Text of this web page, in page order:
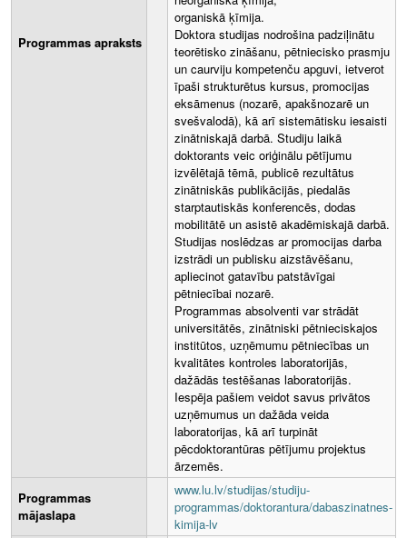
Programmas apraksts
organiskā ķīmija.
Doktora studijas nodrošina padziļinātu
teorētisko zināšanu, pētniecisko prasmju
un caurviju kompetenču apguvi, ietverot
īpaši strukturētus kursus, promocijas
eksāmenus (nozarē, apakšnozarē un
svešvalodā), kā arī sistemātisku iesaisti
zinātniskajā darbā. Studiju laikā
doktorants veic oriģinālu pētījumu
izvēlētajā tēmā, publicē rezultātus
zinātniskās publikācijās, piedalās
starptautiskās konferencēs, dodas
mobilitātē un asistē akadēmiskajā darbā.
Studijas noslēdzas ar promocijas darba
izstrādi un publisku aizstāvēšanu,
apliecinot gatavību patstāvīgai
pētniecībai nozarē.
Programmas absolventi var strādāt
universitātēs, zinātniski pētnieciskajos
institūtos, uzņēmumu pētniecības un
kvalitātes kontroles laboratorijās,
dažādās testēšanas laboratorijās.
Iespēja pašiem veidot savus privātos
uzņēmumus un dažāda veida
laboratorijas, kā arī turpināt
pēcdoktorantūras pētījumu projektus
ārzemēs.
Programmas
mājaslapa
www.lu.lv/studijas/studiju-
programmas/doktorantura/dabaszinatnes-
kimija-lv